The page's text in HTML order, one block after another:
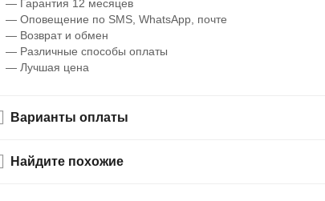
— Гарантия 12 месяцев
— Оповещение по SMS, WhatsApp, почте
— Возврат и обмен
— Различные способы оплаты
— Лучшая цена
Варианты оплаты
Найдите похожие